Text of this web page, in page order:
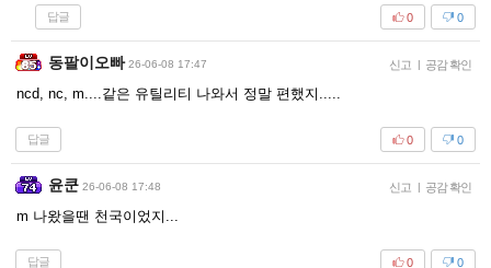
답글 0
0
동팔이오빠 26-06-08 17:47 신고 | 공감 확인
ncd, nc, m....같은 유틸리티 나와서 정말 편했지.....
답글 0
0
윤쿤 26-06-08 17:48 신고 | 공감 확인
m 나왔을땐 천국이었지...
답글 0
0